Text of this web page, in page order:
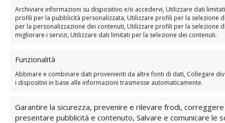
Archiviare informazioni su dispositivo e/o accedervi, Utilizzare dati
profili per la pubblicità personalizzata, Utilizzare profili per la selezione
per la personalizzazione dei contenuti, Utilizzare profili per la selezione
migliorare i servizi, Utilizzare dati limitati per la selezione dei contenuti.
Funzionalità
Abbinare e combinare dati provenienti da altre fonti di dati, Collegare
i dispositivi in base alle informazioni trasmesse automaticamente.
Garantire la sicurezza, prevenire e rilevare frodi,
presentare pubblicità e contenuto, Salvare e comunicare le